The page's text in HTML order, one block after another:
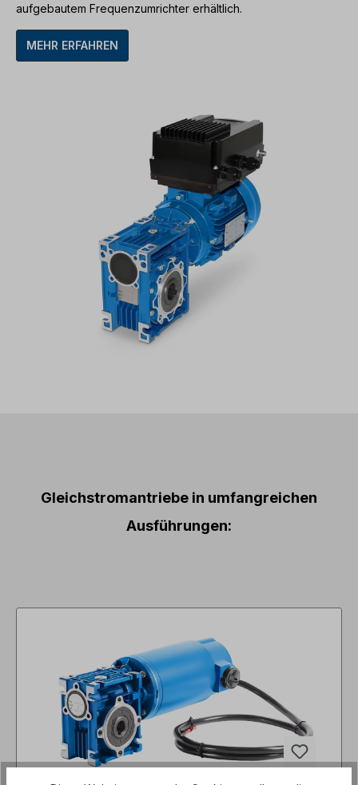
aufgebautem Frequenzumrichter erhältlich.
MEHR ERFAHREN
Gleichstromantriebe in umfangreichen
Ausführungen: